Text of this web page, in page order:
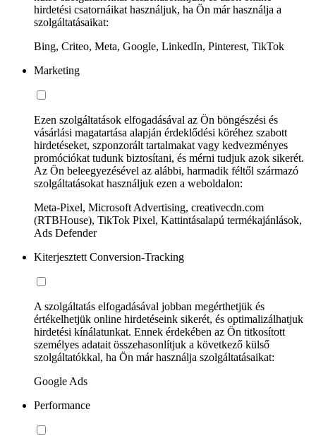
hirdetési csatornáikat használjuk, ha Ön már használja a
szolgáltatásaikat:
Bing, Criteo, Meta, Google, LinkedIn, Pinterest, TikTok
Marketing
Ezen szolgáltatások elfogadásával az Ön böngészési és
vásárlási magatartása alapján érdeklődési köréhez szabott
hirdetéseket, szponzorált tartalmakat vagy kedvezményes
promóciókat tudunk biztosítani, és mérni tudjuk azok sikerét.
Az Ön beleegyezésével az alábbi, harmadik féltől származó
szolgáltatásokat használjuk ezen a weboldalon:
Meta-Pixel, Microsoft Advertising, creativecdn.com
(RTBHouse), TikTok Pixel, Kattintásalapú termékajánlások,
Ads Defender
Kiterjesztett Conversion-Tracking
A szolgáltatás elfogadásával jobban megérthetjük és
értékelhetjük online hirdetéseink sikerét, és optimalizálhatjuk
hirdetési kínálatunkat. Ennek érdekében az Ön titkosított
személyes adatait összehasonlítjuk a következő külső
szolgáltatókkal, ha Ön már használja szolgáltatásaikat:
Google Ads
Performance